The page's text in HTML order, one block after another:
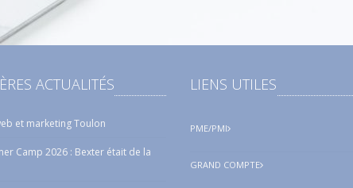
ACTUALITÉS
et marketing Toulon
Camp 2026 : Bexter était de la
LIENS UTILES
PME/PMI
GRAND COMPTE